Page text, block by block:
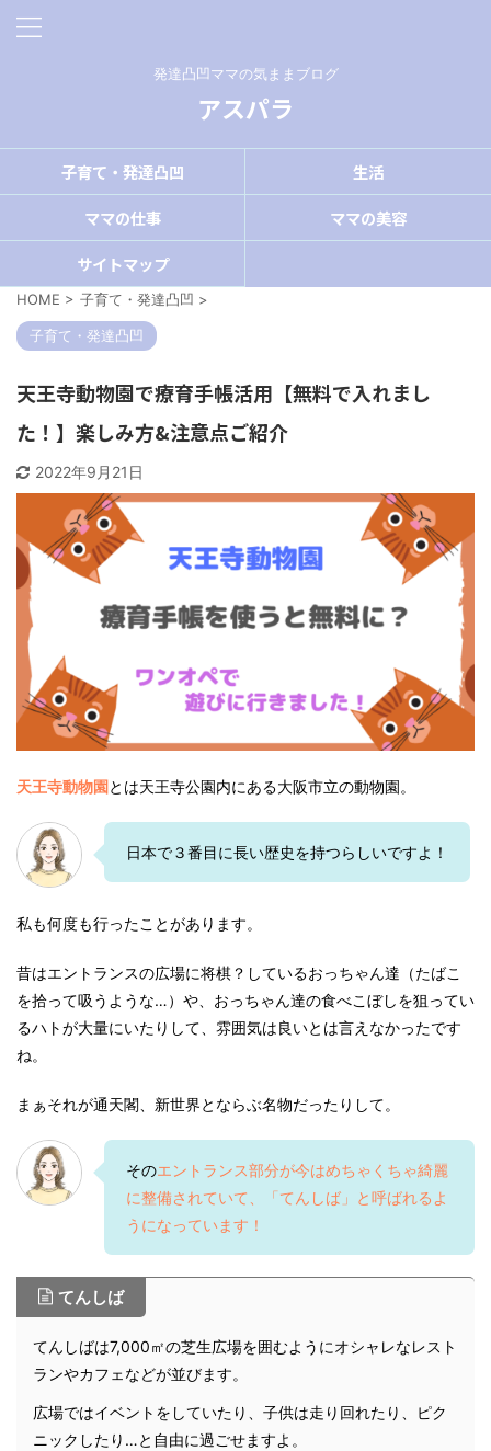
発達凸凹ママの気ままブログ
アスパラ
子育て・発達凸凹
生活
ママの仕事
ママの美容
サイトマップ
HOME > 子育て・発達凸凹 >
子育て・発達凸凹
天王寺動物園で療育手帳活用【無料で入れまし
た！】楽しみ方&注意点ご紹介
2022年9月21日
天王寺動物園とは天王寺公園内にある大阪市立の動物園。
日本で３番目に長い歴史を持つらしいですよ！
私も何度も行ったことがあります。
昔はエントランスの広場に将棋？しているおっちゃん達（たばこ
を拾って吸うような…）や、おっちゃん達の食べこぼしを狙ってい
るハトが大量にいたりして、雰囲気は良いとは言えなかったです
ね。
まぁそれが通天閣、新世界とならぶ名物だったりして。
そのエントランス部分が今はめちゃくちゃ綺麗
に整備されていて、「てんしば」と呼ばれるよ
うになっています！
てんしば
てんしばは7,000㎡の芝生広場を囲むようにオシャレなレスト
ランやカフェなどが並びます。
広場ではイベントをしていたり、子供は走り回れたり、ピク
ニックしたり…と自由に過ごせますよ。